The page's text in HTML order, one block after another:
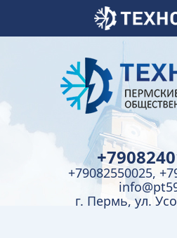
+79082550025,
г. Пермь, ул.